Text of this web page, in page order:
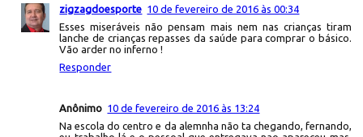
zigzagdoesporte 10 de fevereiro de 2016 às 00:34
Esses miseráveis não pensam mais nem nas crianças tiram
lanche de crianças repasses da saúde para comprar o básico.
Vão arder no inferno !
Responder
Anônimo 10 de fevereiro de 2016 às 13:24
Na escola do centro e da alemnha não ta chegando, fernando,